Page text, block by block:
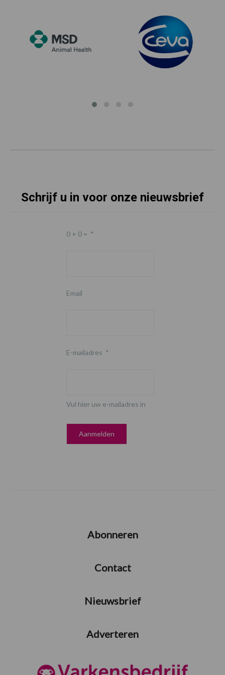
Schrijf u in voor onze nieuwsbrief
0 + 0 = *
Email
E-mailadres *
Vul hier uw e-mailadres in
Abonneren
Contact
Nieuwsbrief
Adverteren